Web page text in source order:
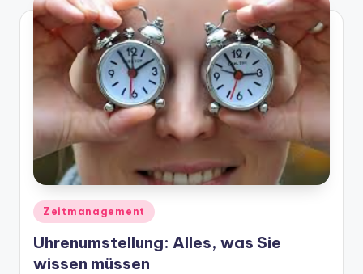
Zeitmanagement
Uhrenumstellung: Alles, was Sie
wissen müssen